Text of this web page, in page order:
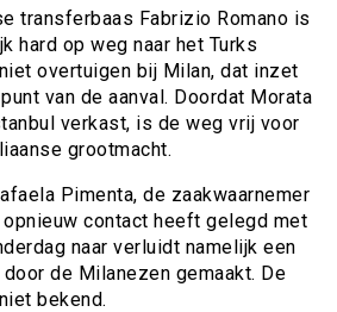
transferbaas Fabrizio Romano is
hard op weg naar het Turks
overtuigen bij Milan, dat inzet
van de aanval. Doordat Morata
verkast, is de weg vrij voor
grootmacht.
Pimenta, de zaakwaarnemer
contact heeft gelegd met
naar verluidt namelijk een
de Milanezen gemaakt. De
bekend.